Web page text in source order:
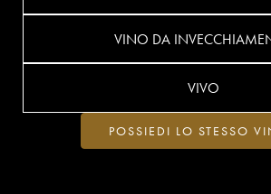
VINO DA
VIVO
POSSIEDI LO STESSO